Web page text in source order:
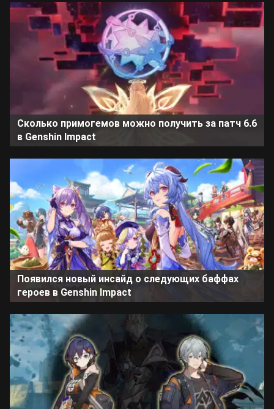
Сколько примогемов можно получить за патч 6.6
в Genshin Impact
Появился новый инсайд о следующих баффах
героев в Genshin Impact